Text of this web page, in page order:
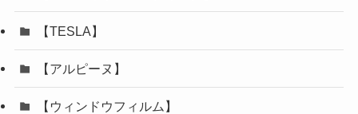
【TESLA】
【アルピーヌ】
【ウィンドウフィルム】